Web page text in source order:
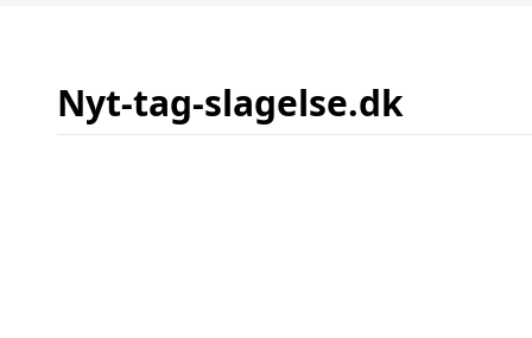
Nyt-tag-slagelse.dk